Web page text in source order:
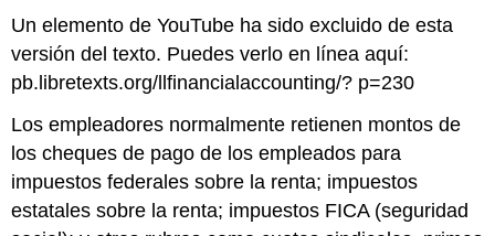
Un elemento de YouTube ha sido excluido de esta
versión del texto. Puedes verlo en línea aquí:
pb.libretexts.org/llfinancialaccounting/? p=230
Los empleadores normalmente retienen montos de
los cheques de pago de los empleados para
impuestos federales sobre la renta; impuestos
estatales sobre la renta; impuestos FICA (seguridad